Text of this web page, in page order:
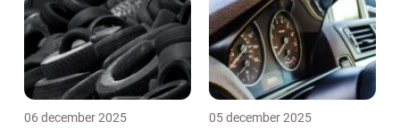
06 december 2025 05 december 2025